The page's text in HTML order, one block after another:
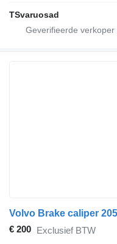
TSvaruosad
€ 200 Exclusief BTW